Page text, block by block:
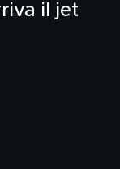
il jet